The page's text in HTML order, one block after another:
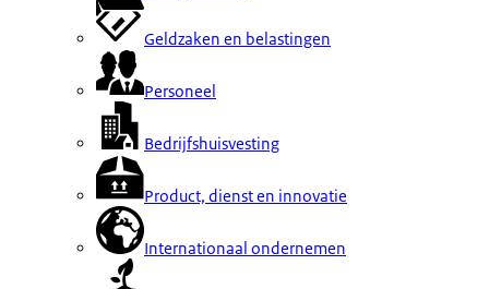
Geldzaken en belastingen
Personeel
Bedrijfshuisvesting
Product, dienst en innovatie
Internationaal ondernemen